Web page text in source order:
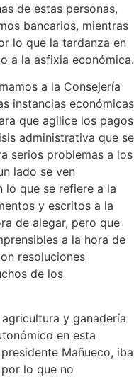
de estas personas,
bancarios, mientras
lo que la tardanza en
a la asfixia económica.
a la Consejería
instancias económicas
que agilice los pagos
administrativa que se
serios problemas a los
lado se ven
lo que se refiere a la
y escritos a la
de alegar, pero que
a la hora de
resoluciones
de los
y ganadería
en esta
Mañueco, iba
lo que no